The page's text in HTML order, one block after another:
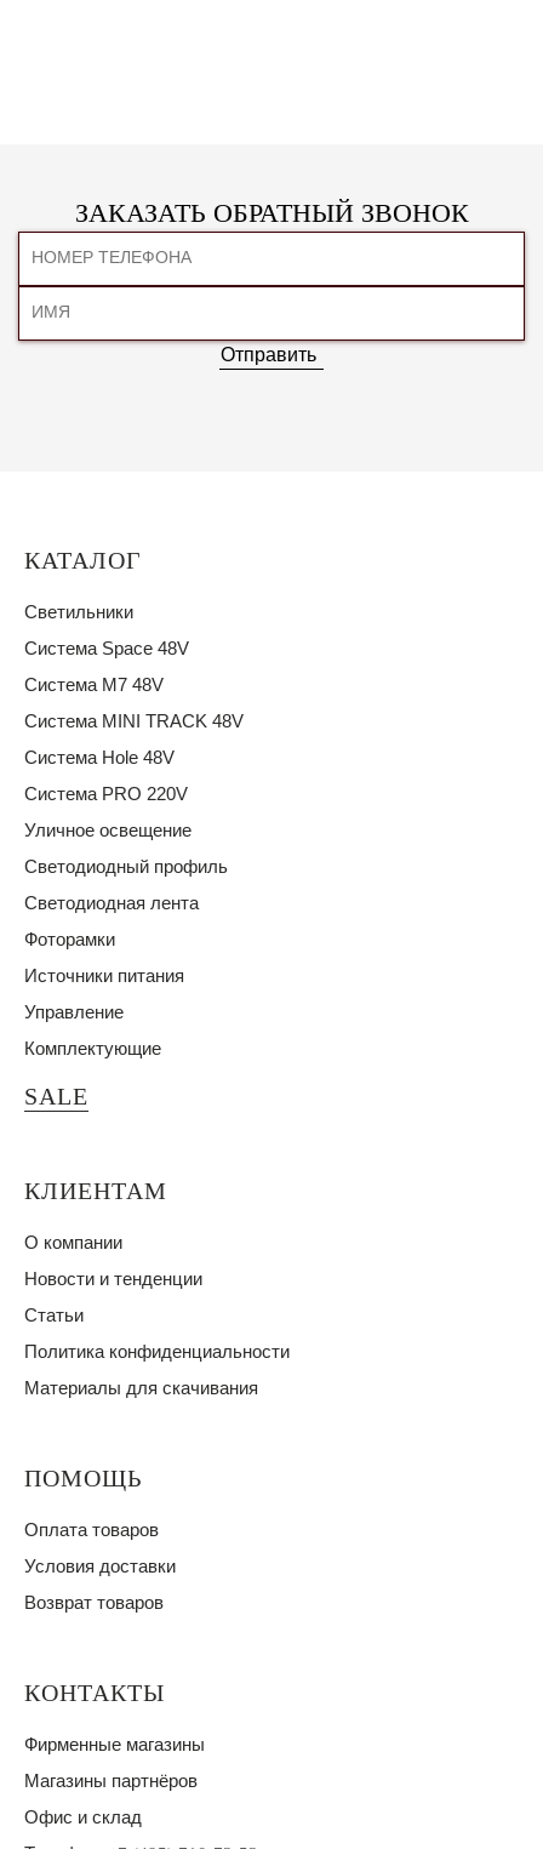
ЗАКАЗАТЬ ОБРАТНЫЙ ЗВОНОК
Отправить
КАТАЛОГ
Светильники
Система Space 48V
Система M7 48V
Система MINI TRACK 48V
Система Hole 48V
Система PRO 220V
Уличное освещение
Светодиодный профиль
Светодиодная лента
Фоторамки
Источники питания
Управление
Комплектующие
SALE
КЛИЕНТАМ
О компании
Новости и тенденции
Статьи
Политика конфиденциальности
Материалы для скачивания
ПОМОЩЬ
Оплата товаров
Условия доставки
Возврат товаров
КОНТАКТЫ
Фирменные магазины
Магазины партнёров
Офис и склад